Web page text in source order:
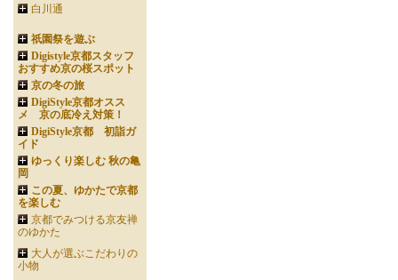
白川通
祇園祭を遊ぶ
Digistyle京都スタッフ
おすすめ京の桜スポット
京の冬の旅
DigiStyle京都オスス
メ 京の底冷え対策！
DigiStyle京都 初詣ガ
イド
ゆっくり楽しむ 秋の亀
岡
この夏、ゆかたで京都
を楽しむ
京都でみつける京友禅
のゆかた
大人が選ぶこだわりの
小物